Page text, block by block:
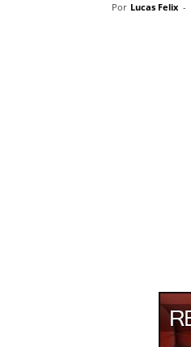
Por Lucas Felix -